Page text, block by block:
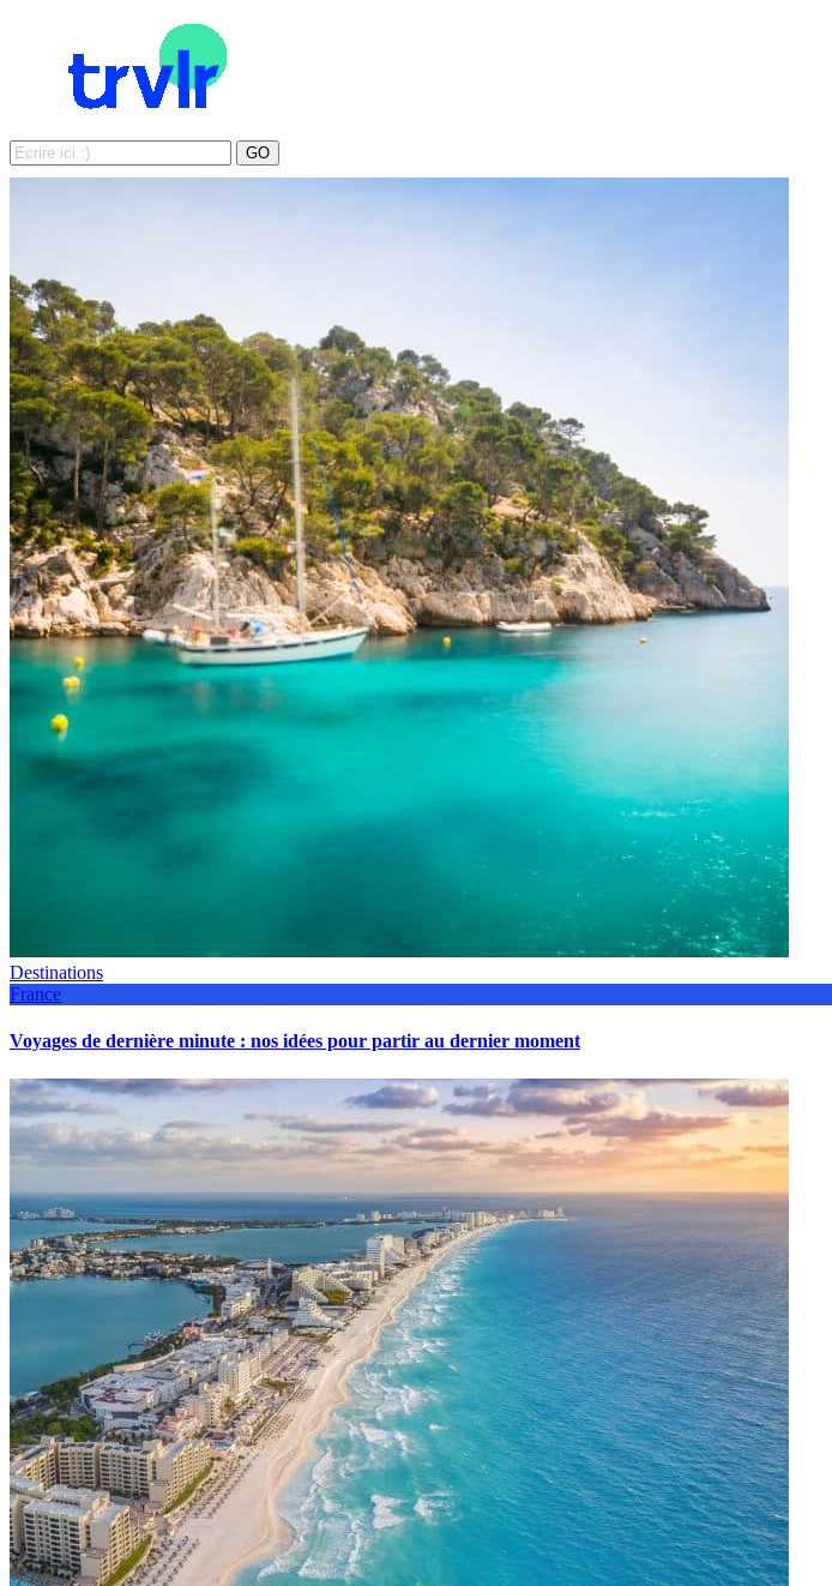
Search
for:
GO
Destinations
France
Voyages de dernière minute : nos idées pour partir au dernier moment